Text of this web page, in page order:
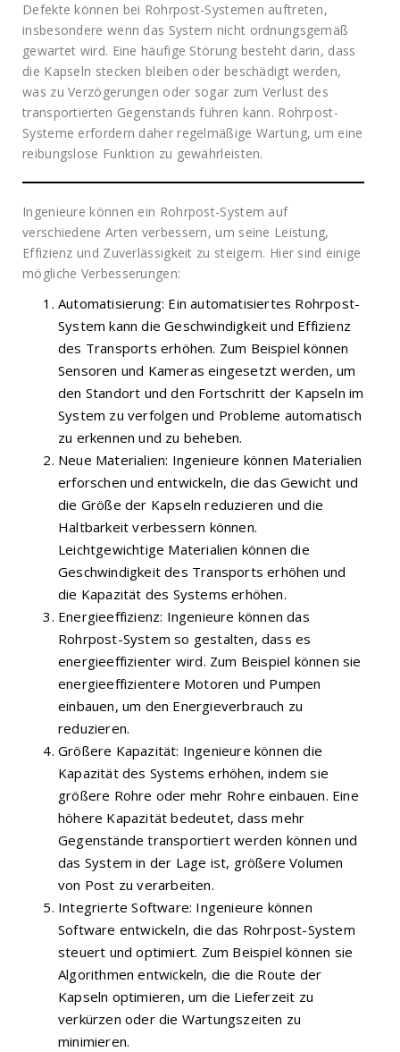
Defekte können bei Rohrpost-Systemen auftreten,
insbesondere wenn das System nicht ordnungsgemäß
gewartet wird. Eine häufige Störung besteht darin, dass
die Kapseln stecken bleiben oder beschädigt werden,
was zu Verzögerungen oder sogar zum Verlust des
transportierten Gegenstands führen kann. Rohrpost-
Systeme erfordern daher regelmäßige Wartung, um eine
reibungslose Funktion zu gewährleisten.
Ingenieure können ein Rohrpost-System auf
verschiedene Arten verbessern, um seine Leistung,
Effizienz und Zuverlässigkeit zu steigern. Hier sind einige
mögliche Verbesserungen:
Automatisierung: Ein automatisiertes Rohrpost-
System kann die Geschwindigkeit und Effizienz
des Transports erhöhen. Zum Beispiel können
Sensoren und Kameras eingesetzt werden, um
den Standort und den Fortschritt der Kapseln im
System zu verfolgen und Probleme automatisch
zu erkennen und zu beheben.
Neue Materialien: Ingenieure können Materialien
erforschen und entwickeln, die das Gewicht und
die Größe der Kapseln reduzieren und die
Haltbarkeit verbessern können.
Leichtgewichtige Materialien können die
Geschwindigkeit des Transports erhöhen und
die Kapazität des Systems erhöhen.
Energieeffizienz: Ingenieure können das
Rohrpost-System so gestalten, dass es
energieeffizienter wird. Zum Beispiel können sie
energieeffizientere Motoren und Pumpen
einbauen, um den Energieverbrauch zu
reduzieren.
Größere Kapazität: Ingenieure können die
Kapazität des Systems erhöhen, indem sie
größere Rohre oder mehr Rohre einbauen. Eine
höhere Kapazität bedeutet, dass mehr
Gegenstände transportiert werden können und
das System in der Lage ist, größere Volumen
von Post zu verarbeiten.
Integrierte Software: Ingenieure können
Software entwickeln, die das Rohrpost-System
steuert und optimiert. Zum Beispiel können sie
Algorithmen entwickeln, die die Route der
Kapseln optimieren, um die Lieferzeit zu
verkürzen oder die Wartungszeiten zu
minimieren.